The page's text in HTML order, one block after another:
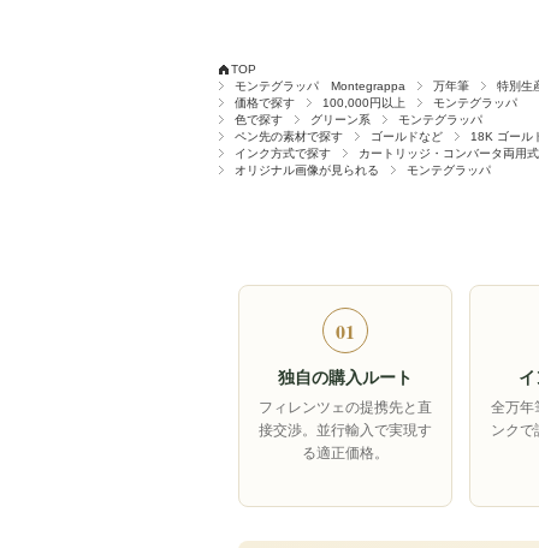
TOP
モンテグラッパ Montegrappa
万年筆 特別生
価格で探す
100,000円以上
モンテグラッパ
色で探す
グリーン系
モンテグラッパ
ペン先の素材で探す
ゴールドなど 18K ゴール
インク方式で探す
カートリッジ・コンバータ両用
オリジナル画像が見られる
モンテグラッパ
01
独自の購入ルート
フィレンツェの提携先と直
接交渉。並行輸入で実現す
る適正価格。
全万年
ンクで